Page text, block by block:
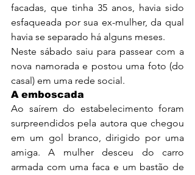
facadas, que tinha 35 anos, havia sido
esfaqueada por sua ex-mulher, da qual
havia se separado há alguns meses.
Neste sábado saiu para passear com a
nova namorada e postou uma foto (do
casal) em uma rede social.
A emboscada
Ao saírem do estabelecimento foram
surpreendidos pela autora que chegou
em um gol branco, dirigido por uma
amiga. A mulher desceu do carro
armada com uma faca e um bastão de